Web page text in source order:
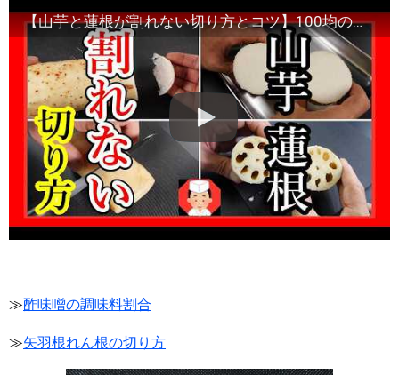
【山芋と蓮根が割れない切り方とコツ】100均の道具で切れますよ・Japanese food
≫酢味噌の調味料割合
≫矢羽根れん根の切り方